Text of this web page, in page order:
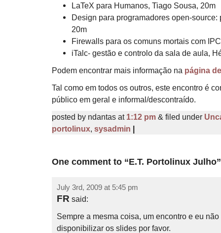
LaTeX para Humanos, Tiago Sousa, 20m
Design para programadores open-
20m
Firewalls para os comuns mortais com
iTalc- gestão e controlo da sala de aula,
Podem encontrar mais informação na página
Tal como em todos os outros, este encontro é
público em geral e informal/descontraído.
posted by ndantas at 1:12 pm& filed under
portolinux, sysadmin |
One comment to “E.T. Portolinux Julho”
July 3rd, 2009 at 5:45 pm
FR said:
Sempre a mesma coisa, um encontro e eu
disponibilizar os slides por favor.